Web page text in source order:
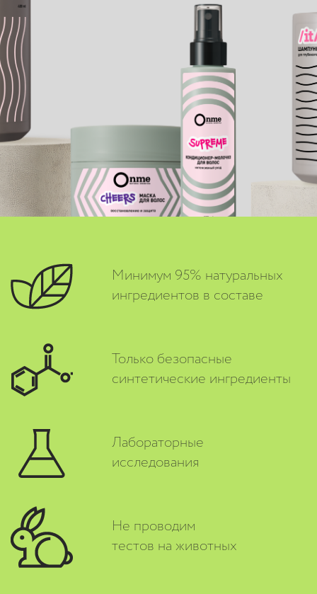
Минимум 95% натуральных
ингредиентов в составе
Только безопасные
синтетические ингредиенты
Лабораторные
исследования
Не проводим
тестов на животных